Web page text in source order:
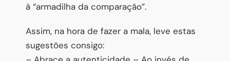
à “armadilha da comparação”.
Assim, na hora de fazer a mala, leve estas
sugestões consigo: